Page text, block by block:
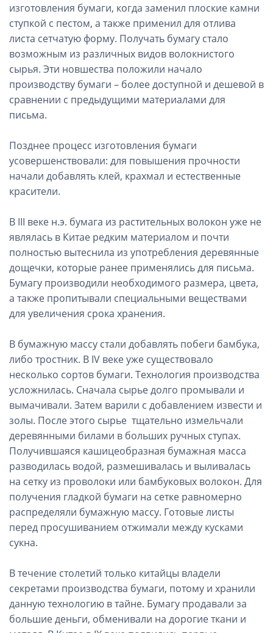
изготовления бумаги, когда заменил плоские камни
ступкой с пестом, а также применил для отлива
листа сетчатую форму. Получать бумагу стало
возможным из различных видов волокнистого
сырья. Эти новшества положили начало
производству бумаги – более доступной и дешевой в
сравнении с предыдущими материалами для
письма.
Позднее процесс изготовления бумаги
усовершенствовали: для повышения прочности
начали добавлять клей, крахмал и естественные
красители.
В III веке н.э. бумага из растительных волокон уже не
являлась в Китае редким материалом и почти
полностью вытеснила из употребления деревянные
дощечки, которые ранее применялись для письма.
Бумагу производили необходимого размера, цвета,
а также пропитывали специальными веществами
для увеличения срока хранения.
В бумажную массу стали добавлять побеги бамбука,
либо тростник. В IV веке уже существовало
несколько сортов бумаги. Технология производства
усложнилась. Сначала сырье долго промывали и
вымачивали. Затем варили с добавлением извести и
золы. После этого сырье тщательно измельчали
деревянными билами в больших ручных ступах.
Получившаяся кашицеобразная бумажная масса
разводилась водой, размешивалась и выливалась
на сетку из проволоки или бамбуковых волокон. Для
получения гладкой бумаги на сетке равномерно
распределяли бумажную массу. Готовые листы
перед просушиванием отжимали между кусками
сукна.
В течение столетий только китайцы владели
секретами производства бумаги, потому и хранили
данную технологию в тайне. Бумагу продавали за
большие деньги, обменивали на дорогие ткани и